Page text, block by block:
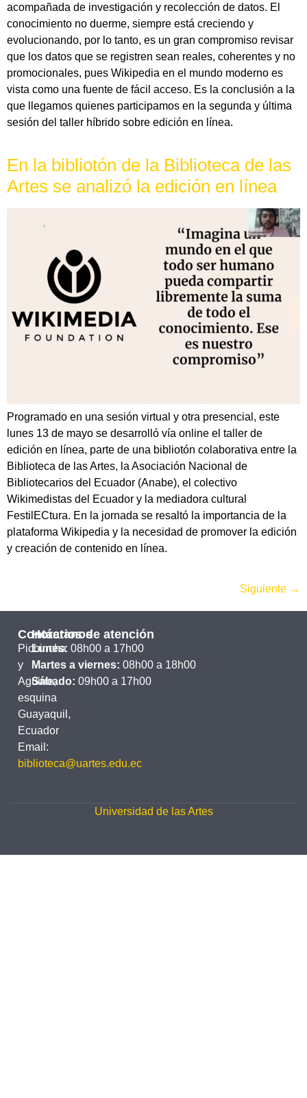
acompañada de investigación y recolección de datos. El
conocimiento no duerme, siempre está creciendo y
evolucionando, por lo tanto, es un gran compromiso revisar
que los datos que se registren sean reales, coherentes y no
promocionales, pues Wikipedia en el mundo moderno es
vista como una fuente de fácil acceso. Es la conclusión a la
que llegamos quienes participamos en la segunda y última
sesión del taller híbrido sobre edición en línea.
En la bibliotón de la Biblioteca de las
Artes se analizó la edición en línea
Programado en una sesión virtual y otra presencial, este
lunes 13 de mayo se desarrolló vía online el taller de
edición en línea, parte de una bibliotón colaborativa entre la
Biblioteca de las Artes, la Asociación Nacional de
Bibliotecarios del Ecuador (Anabe), el colectivo
Wikimedistas del Ecuador y la mediadora cultural
FestilECtura. En la jornada se resaltó la importancia de la
plataforma Wikipedia y la necesidad de promover la edición
y creación de contenido en línea.
Siguiente →
Contáctanos
Pichincha
y
Aguirre,
esquina
Guayaquil,
Ecuador
Email:
biblioteca@uartes.edu.ec
Horarios de atención
Lunes: 08h00 a 17h00
Martes a viernes: 08h00 a 18h00
Sábado: 09h00 a 17h00
Universidad de las Artes